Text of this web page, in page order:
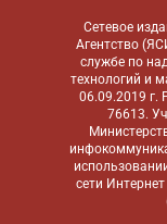
Сетевое
Агентство
службе по
технологий и
06.09.2019
76613.
сети